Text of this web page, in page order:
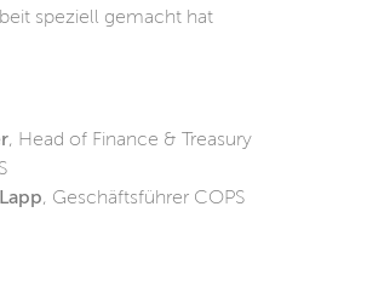
speziell gemacht hat
, Head of Finance & Treasury
, Geschäftsführer COPS